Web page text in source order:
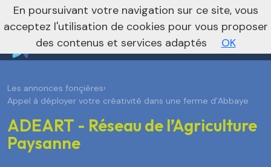
Vers le site national
Les annonces fonçières›
Appel à déployer votre créativité dans une ferme d’Abbaye
ADEART - Réseau de l’Agriculture
Paysanne
En poursuivant votre navigation sur ce site, vous
acceptez l'utilisation de cookies pour vous proposer
des contenus et services adaptés
OK